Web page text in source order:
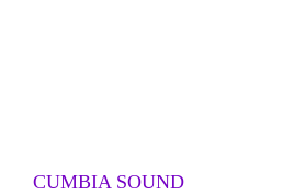
CUMBIA SOUND